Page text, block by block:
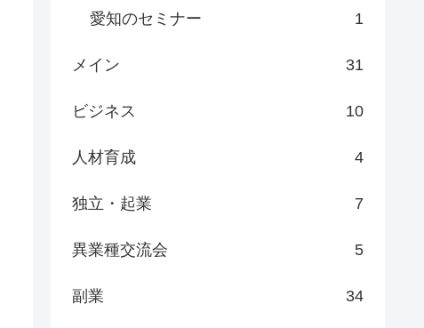
愛知のセミナー 1
メイン 31
ビジネス 10
人材育成 4
独立・起業 7
異業種交流会 5
副業 34